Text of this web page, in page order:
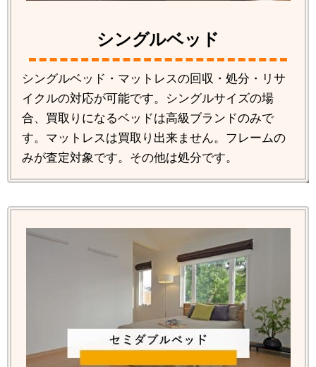
シングルベッド
シングルベッド・マットレスの回収・処分・リサ
イクルの対応が可能です。シングルサイズの場
合、買取りになるベッドは高級ブランドのみで
す。マットレスは買取り出来ません。フレームの
みが査定対象です。その他は処分です。